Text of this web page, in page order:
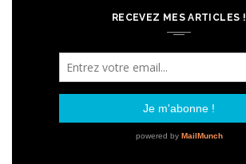
RECEVEZ MES ARTICLES !